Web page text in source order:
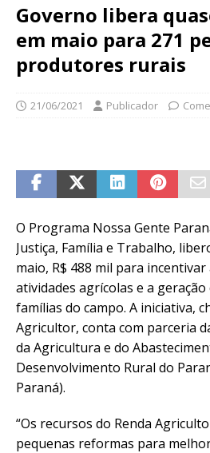
Governo libera
em maio para 271
produtores rurais
21/06/2021 Publicador
O Programa Nossa Gente
Justiça, Família e Trabalho,
maio, R$ 488 mil para
atividades agrícolas e a geração
famílias do campo. A iniciativa,
Agricultor, conta com parceria
da Agricultura e do
Desenvolvimento Rural do
Paraná).
“Os recursos do Renda
pequenas reformas para